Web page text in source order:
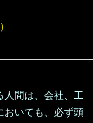
）
人間は、会社、工
おいても、必ず頭